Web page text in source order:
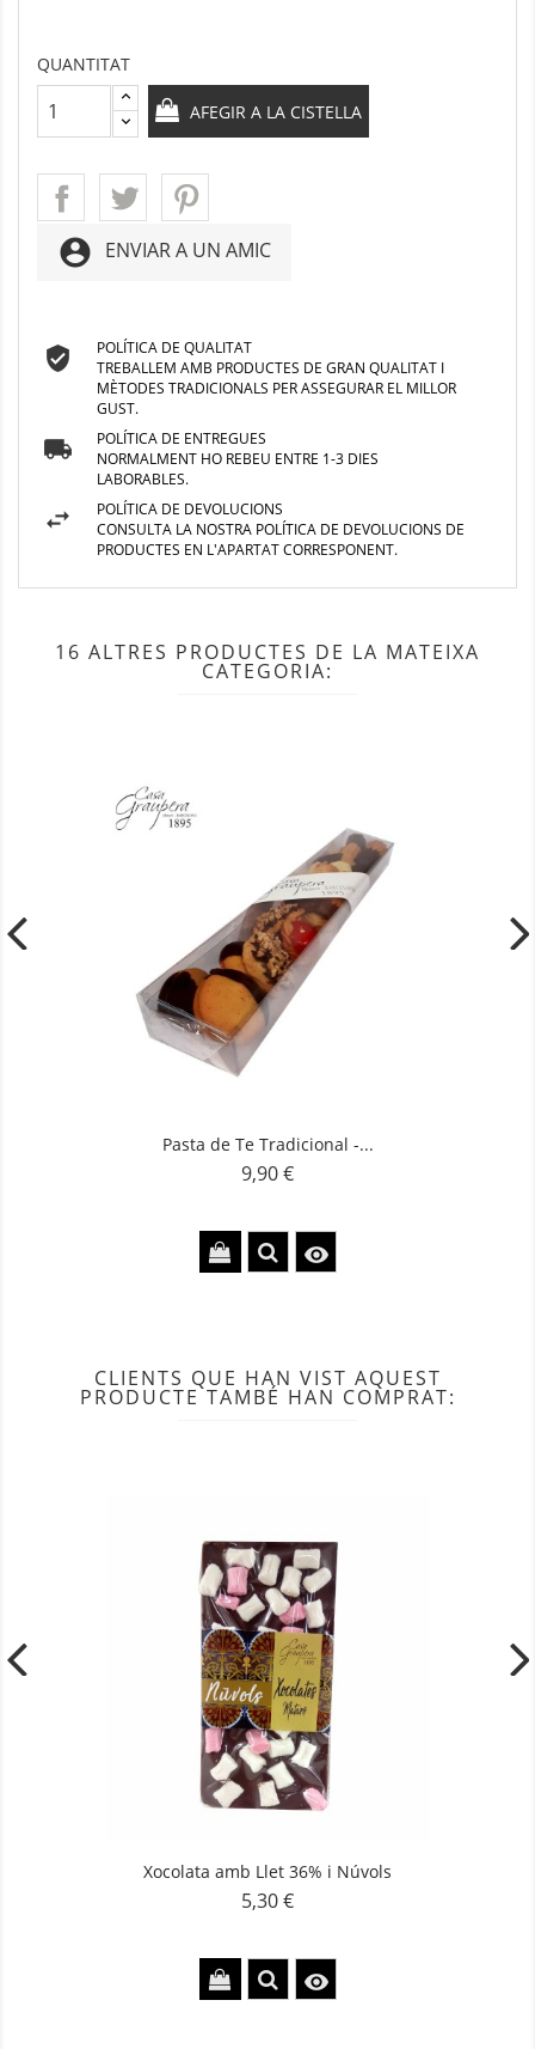
QUANTITAT
AFEGIR A LA CISTELLA
account_circle ENVIAR A UN AMIC
POLÍTICA DE QUALITAT
TREBALLEM AMB PRODUCTES DE GRAN QUALITAT I
MÈTODES TRADICIONALS PER ASSEGURAR EL MILLOR
GUST.
POLÍTICA DE ENTREGUES
NORMALMENT HO REBEU ENTRE 1-3 DIES
LABORABLES.
POLÍTICA DE DEVOLUCIONS
CONSULTA LA NOSTRA POLÍTICA DE DEVOLUCIONS DE
PRODUCTES EN L'APARTAT CORRESPONENT.
16 ALTRES PRODUCTES DE LA MATEIXA
CATEGORIA:
Pasta de Te Tradicional -...
Preu
9,90 €

CLIENTS QUE HAN VIST AQUEST
PRODUCTE TAMBÉ HAN COMPRAT:
Xocolata amb Llet 36% i Núvols
Preu
5,30 €
